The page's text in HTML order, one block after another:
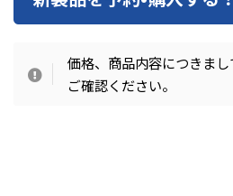
価格、商品内容につきま
ご確認ください。